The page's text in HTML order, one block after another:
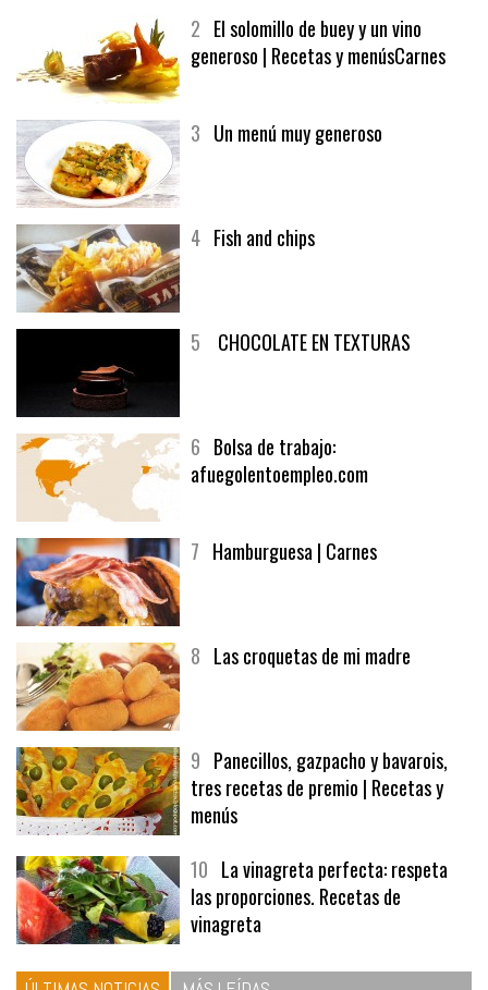
2 El solomillo de buey y un vino
generoso | Recetas y menúsCarnes
3 Un menú muy generoso
4 Fish and chips
5 CHOCOLATE EN TEXTURAS
6 Bolsa de trabajo:
afuegolentoempleo.com
7 Hamburguesa | Carnes
8 Las croquetas de mi madre
9 Panecillos, gazpacho y bavarois,
tres recetas de premio | Recetas y
menús
10 La vinagreta perfecta: respeta
las proporciones. Recetas de
vinagreta